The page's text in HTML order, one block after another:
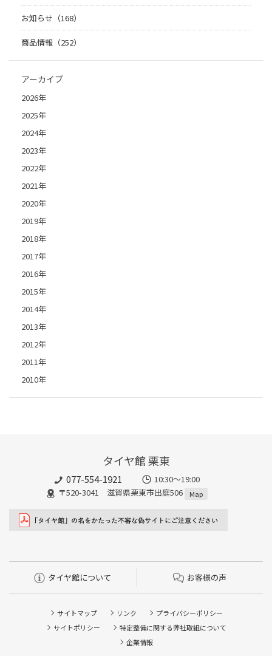
お知らせ（168）
商品情報（252）
アーカイブ
2026年
2025年
2024年
2023年
2022年
2021年
2020年
2019年
2018年
2017年
2016年
2015年
2014年
2013年
2012年
2011年
2010年
タイヤ館 栗東
077-554-1921
10:30～19:00
〒520-3041 滋賀県栗東市出庭506
Map
タイヤ館について お客様の声
サイトマップ リンク
プライバシーポリシー
サイトポリシー
特定整備に関する弊社取組について
企業情報